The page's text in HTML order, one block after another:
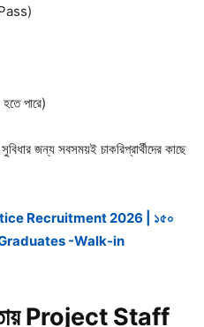
Pass)
পারে)
জন্য সবসময়ই চাকরিপ্রার্থীদের কাছে
Recruitment 2026 | ১৫০
Graduates -Walk-in
Project Staff